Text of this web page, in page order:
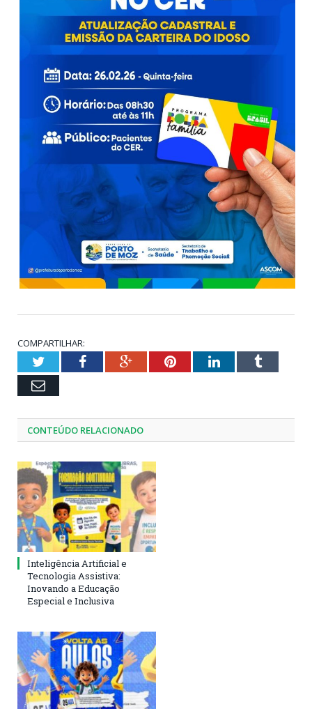
COMPARTILHAR:
TwitterFacebookGoogle+PinterestLinkedInTumblr
Email
CONTEÚDO RELACIONADO
Inteligência Artificial e
Tecnologia Assistiva:
Inovando a Educação
Especial e Inclusiva